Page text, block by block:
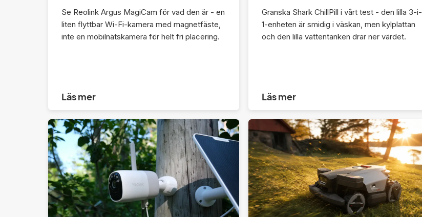
Se Reolink Argus MagiCam för vad den är - en
liten flyttbar Wi-Fi-kamera med magnetfäste,
inte en mobilnätskamera för helt fri placering.
Läs mer
Granska Shark ChillPill i vårt test - den lilla 3-i-
1-enheten är smidig i väskan, men kylplattan
och den lilla vattentanken drar ner värdet.
Läs mer